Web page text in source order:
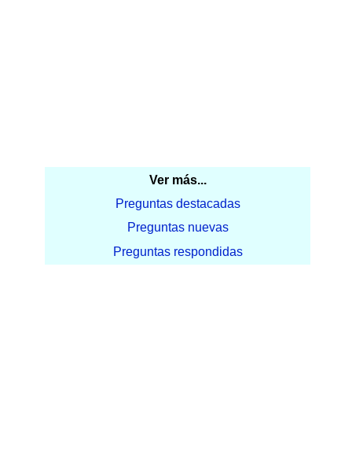
Ver más...
Preguntas destacadas
Preguntas nuevas
Preguntas respondidas